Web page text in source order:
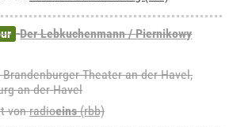
Der Lebkuchenmann / Piernikowy
Brandenburger Theater an der Havel,
an der Havel
vonradioeins(rbb)